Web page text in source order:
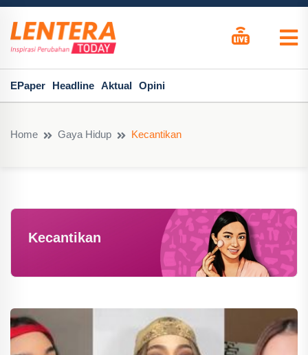
EPaper Headline Aktual Opini
Home Gaya Hidup Kecantikan
Kecantikan